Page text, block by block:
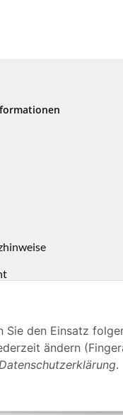
den Einsatz
ändern
.
Verkehrswacht Medien